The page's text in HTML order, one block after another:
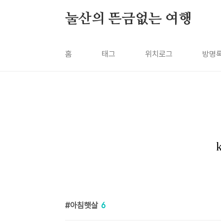
눌산의 뜬금없는 여행
홈 태그 위치로그 방명
아침햇살 6